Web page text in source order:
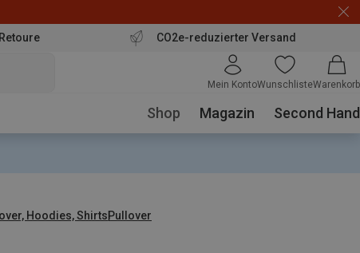
CO2e-reduzierter Versand
Mein KontoWunschlisteWarenkorb
Shop Magazin Second Hand
Hoodies, ShirtsPullover